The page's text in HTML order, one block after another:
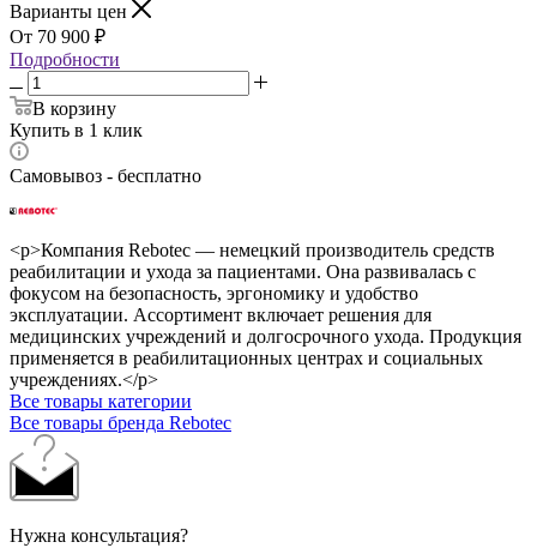
Варианты цен
70 900 ₽
Подробности
В корзину
Купить в 1 клик
Самовывоз - бесплатно
<p>Компания Rebotec — немецкий производитель средств
реабилитации и ухода за пациентами. Она развивалась с
фокусом на безопасность, эргономику и удобство
эксплуатации. Ассортимент включает решения для
медицинских учреждений и долгосрочного ухода. Продукция
применяется в реабилитационных центрах и социальных
учреждениях.</p>
Все товары категории
Все товары бренда Rebotec
Нужна консультация?